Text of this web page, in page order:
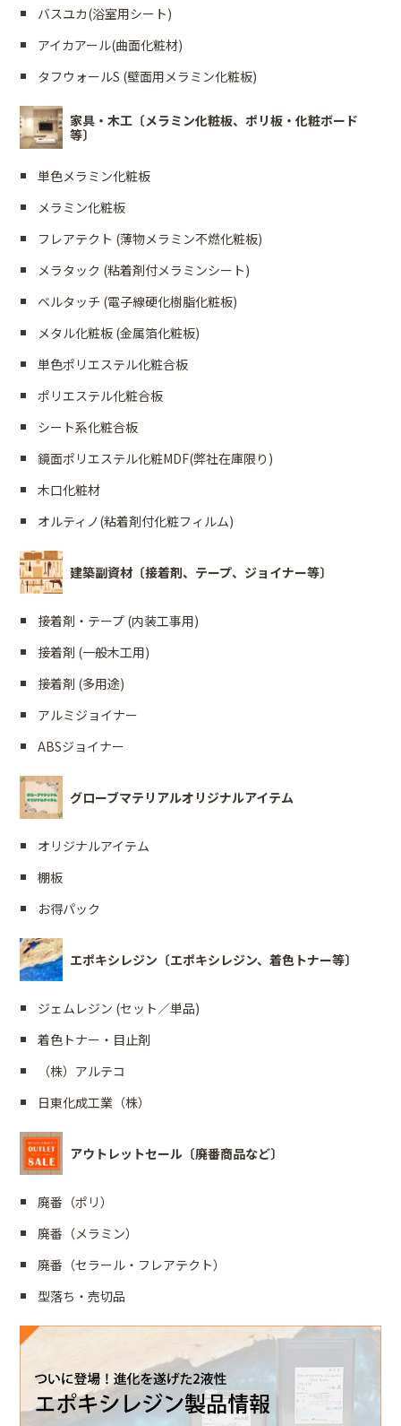
バスユカ(浴室用シート)
アイカアール(曲面化粧材)
タフウォールS (壁面用メラミン化粧板)
家具・木工〔メラミン化粧板、ポリ板・化粧ボード
等〕
単色メラミン化粧板
メラミン化粧板
フレアテクト (薄物メラミン不燃化粧板)
メラタック (粘着剤付メラミンシート)
ベルタッチ (電子線硬化樹脂化粧板)
メタル化粧板 (金属箔化粧板)
単色ポリエステル化粧合板
ポリエステル化粧合板
シート系化粧合板
鏡面ポリエステル化粧MDF(弊社在庫限り)
木口化粧材
オルティノ(粘着剤付化粧フィルム)
建築副資材〔接着剤、テープ、ジョイナー等〕
接着剤・テープ (内装工事用)
接着剤 (一般木工用)
接着剤 (多用途)
アルミジョイナー
ABSジョイナー
グローブマテリアルオリジナルアイテム
オリジナルアイテム
棚板
お得パック
エポキシレジン〔エポキシレジン、着色トナー等〕
ジェムレジン (セット／単品)
着色トナー・目止剤
（株）アルテコ
日東化成工業（株）
アウトレットセール〔廃番商品など〕
廃番（ポリ）
廃番（メラミン）
廃番（セラール・フレアテクト）
型落ち・売切品